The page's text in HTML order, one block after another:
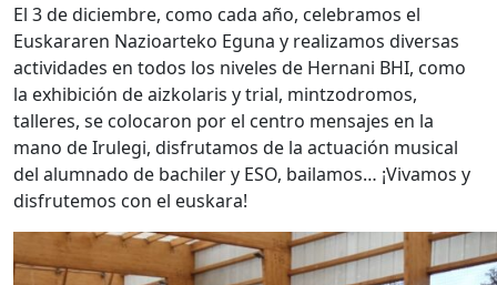
El 3 de diciembre, como cada año, celebramos el
Euskararen Nazioarteko Eguna y realizamos diversas
actividades en todos los niveles de Hernani BHI, como
la exhibición de aizkolaris y trial, mintzodromos,
talleres, se colocaron por el centro mensajes en la
mano de Irulegi, disfrutamos de la actuación musical
del alumnado de bachiler y ESO, bailamos… ¡Vivamos y
disfrutemos con el euskara!